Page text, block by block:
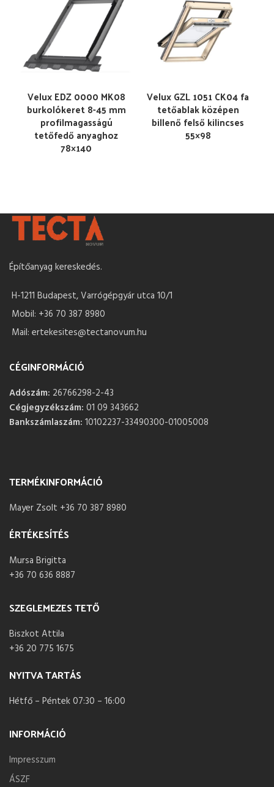
Velux EDZ 0000 MK08
burkolókeret 8-45 mm
profilmagasságú
tetőfedő anyaghoz
78×140
Velux GZL 1051 CK04 fa
tetőablak középen
billenő felső kilincses
55×98
Építőanyag kereskedés.
H-1211 Budapest, Varrógépgyár utca 10/1
Mobil: +36 70 387 8980
Mail: ertekesites@tectanovum.hu
CÉGINFORMÁCIÓ
Adószám: 26766298-2-43
Cégjegyzékszám: 01 09 343662
Bankszámlaszám: 10102237-33490300-01005008
TERMÉKINFORMÁCIÓ
Mayer Zsolt +36 70 387 8980
ÉRTÉKESÍTÉS
Mursa Brigitta
+36 70 636 8887
SZEGLEMEZES TETŐ
Biszkot Attila
+36 20 775 1675
NYITVA TARTÁS
Hétfő – Péntek 07:30 – 16:00
INFORMÁCIÓ
Impresszum
ÁSZF